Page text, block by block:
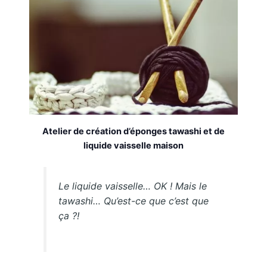
Atelier de création d’éponges tawashi et de
liquide vaisselle maison
Le liquide vaisselle… OK ! Mais le
tawashi… Qu’est-ce que c’est que
ça ?!